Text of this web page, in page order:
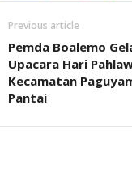
Previous article
Pemda Boalemo
Upacara Hari
Kecamatan
Pantai